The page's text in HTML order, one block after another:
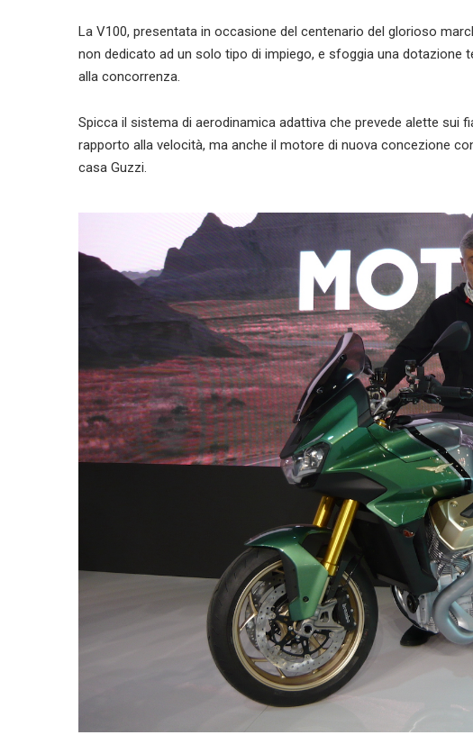
La V100, presentata in occasione del centenario del glorioso
non dedicato ad un solo tipo di impiego, e sfoggia una
alla concorrenza.
Spicca il sistema di aerodinamica adattiva che prevede alette sui
rapporto alla velocità, ma anche il motore di nuova concezione
casa Guzzi.